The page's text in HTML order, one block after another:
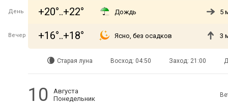
День +20°..+22° Дождь 5
Вечер +16°..+18° Ясно, без осадков 3
Старая луна Восход: 04:50 Заход: 21:00
10
Августа
Понедельник